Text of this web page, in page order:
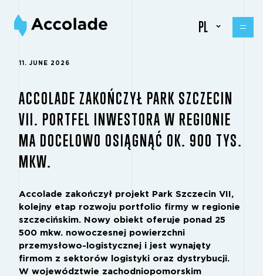
PL
11. JUNE 2026
ACCOLADE ZAKOŃCZYŁ PARK SZCZECIN
VII. PORTFEL INWESTORA W REGIONIE
MA DOCELOWO OSIĄGNĄĆ OK. 900 TYS.
MKW.
Accolade zakończył projekt Park Szczecin VII,
kolejny etap rozwoju portfolio firmy w regionie
szczecińskim. Nowy obiekt oferuje ponad 25
500 mkw. nowoczesnej powierzchni
przemysłowo-logistycznej i jest wynajęty
firmom z sektorów logistyki oraz dystrybucji.
W województwie zachodniopomorskim